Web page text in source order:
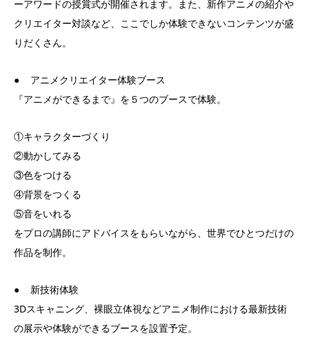
ーアワードの授賞式が開催されます。また、新作アニメの紹介や
クリエイター対談など、ここでしか体験できないコンテンツが盛
りだくさん。
● アニメクリエイター体験ブース
『アニメができるまで』を５つのブースで体験。
①キャラクターづくり
②動かしてみる
③色をつける
④背景をつくる
⑤音をいれる
をプロの講師にアドバイスをもらいながら、世界でひとつだけの
作品を制作。
● 新技術体験
3Dスキャニング、裸眼立体視などアニメ制作における最新技術
の展示や体験ができるブースを設置予定。